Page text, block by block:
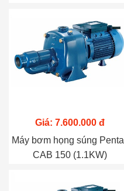
Giá: 7.600.000 đ
Máy bơm họng súng
CAB 150 (1.1KW)